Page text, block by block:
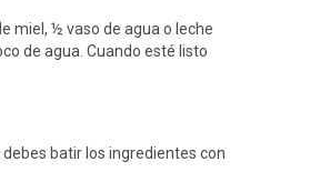
miel, ½ vaso de agua o leche
de agua. Cuando esté listo
batir los ingredientes con